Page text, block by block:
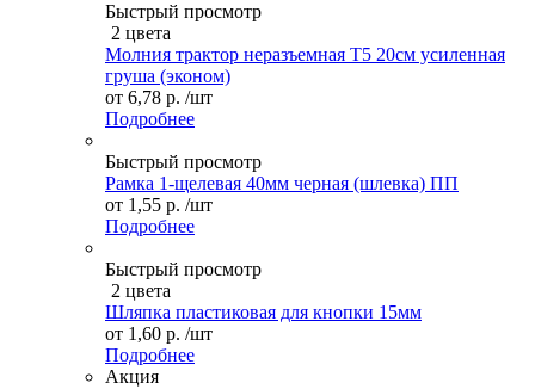
Быстрый просмотр
2 цвета
Молния трактор неразъемная Т5 20см усиленная
груша (эконом)
от 6,78 р. /шт
Подробнее
Быстрый просмотр
Рамка 1-щелевая 40мм черная (шлевка) ПП
от 1,55 р. /шт
Подробнее
Быстрый просмотр
2 цвета
Шляпка пластиковая для кнопки 15мм
от 1,60 р. /шт
Подробнее
Акция